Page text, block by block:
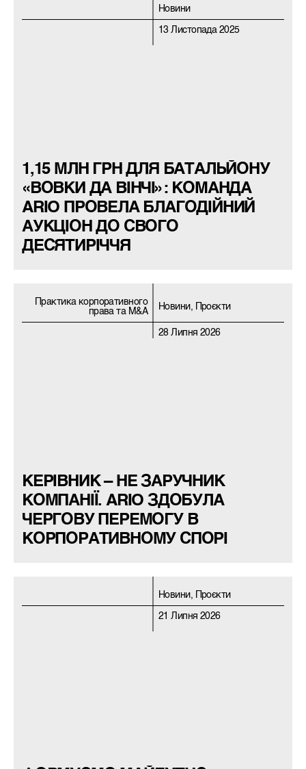
Новини
13 Листопада 2025
1,15 МЛН ГРН ДЛЯ БАТАЛЬЙОНУ
«ВОВКИ ДА ВІНЧІ»: КОМАНДА
ARIO ПРОВЕЛА БЛАГОДІЙНИЙ
АУКЦІОН ДО СВОГО
ДЕСЯТИРІЧЧЯ
Практика корпоративного
права та M&A
Новини, Проєкти
28 Липня 2026
КЕРІВНИК – НЕ ЗАРУЧНИК
КОМПАНІЇ. ARIO ЗДОБУЛА
ЧЕРГОВУ ПЕРЕМОГУ В
КОРПОРАТИВНОМУ СПОРІ
Новини, Проєкти
21 Липня 2026